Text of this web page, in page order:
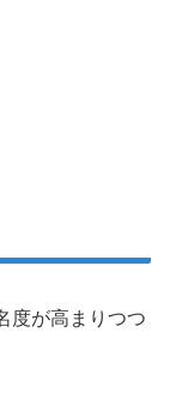
度が高まりつつ